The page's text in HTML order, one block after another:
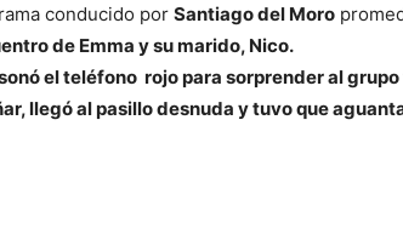
conducido por Santiago del Moro
de Emma y su marido, Nico.
el teléfono rojo para sorprender al
llegó al pasillo desnuda y tuvo que